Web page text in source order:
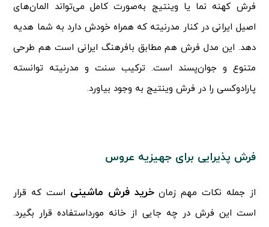
فرش کهنه نما یا وینتیج به‌صورت کامل می‌تواند المان‌های
اصیل ایرانی در کنار مدرنیته که همراه خودش دارد به شما هدیه
دهد. این مدل فرش هم مطابق بافرهنگ ایرانی است هم طرحی
متنوع و جوان‌پسند است. ترکیب سنت و مدرنیته توانسته
پارادوکسی را در فرش وینتیج به وجود بیاورد.
فرش پذیرایی برای جهیزیه عروس
از جمله نکات مهم زمانخرید فرش ماشینی است که قرار
است این فرش در چه جایی از خانه مورداستفاده قرار بگیرد.